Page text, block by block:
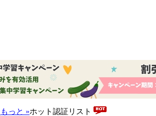
もっと »ホット認証リスト